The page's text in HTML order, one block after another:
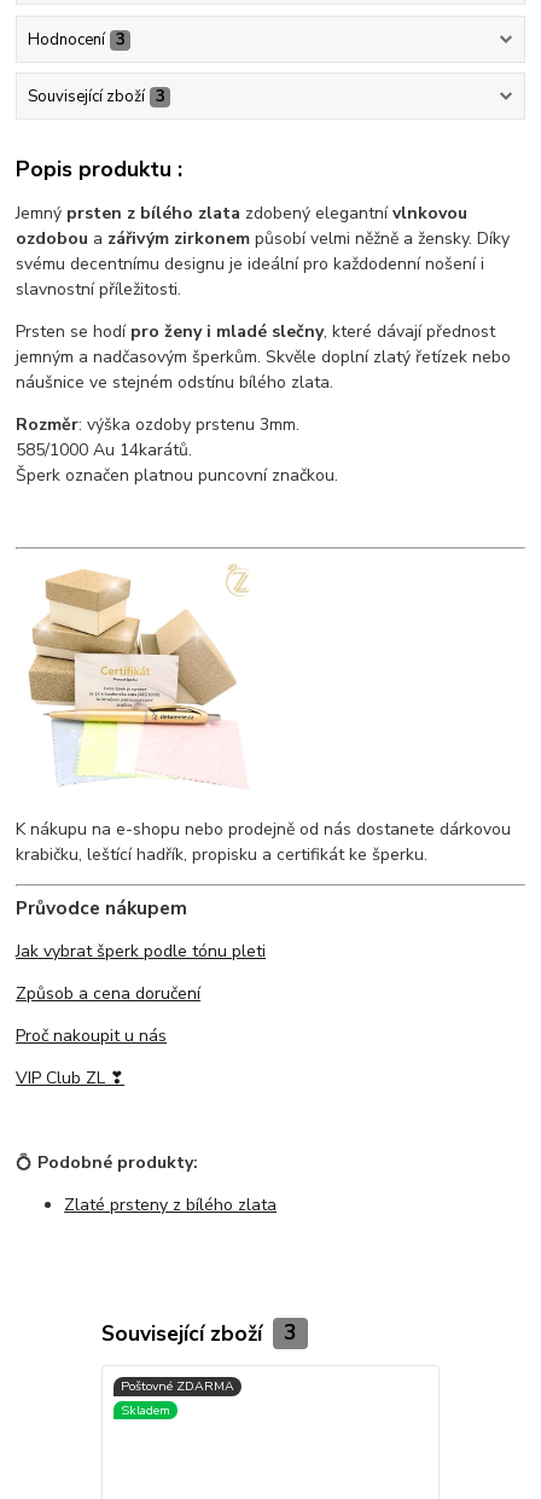
Hodnocení 3
Související zboží 3
Popis produktu :
Jemný prsten z bílého zlata zdobený elegantnívlnkovou
ozdobou a zářivým zirkonem působí velmi něžně a žensky. Díky
svému decentnímu designu je ideální pro každodenní nošení i
slavnostní příležitosti.
Prsten se hodí pro ženy i mladé slečny, které dávají přednost
jemným a nadčasovým šperkům. Skvěle doplní zlatý řetízek nebo
náušnice ve stejném odstínu bílého zlata.
Rozměr: výška ozdoby prstenu 3mm.
585/1000 Au 14karátů.
Šperk označen platnou puncovní značkou.
K nákupu na e-shopu nebo prodejně od nás dostanete dárkovou
krabičku, leštící hadřík, propisku a certifikát ke šperku.
Průvodce nákupem
Jak vybrat šperk podle tónu pleti
Způsob a cena doručení
Proč nakoupit u nás
VIP Club ZL ❣
💍 Podobné produkty:
Zlaté prsteny z bílého zlata
Související zboží 3